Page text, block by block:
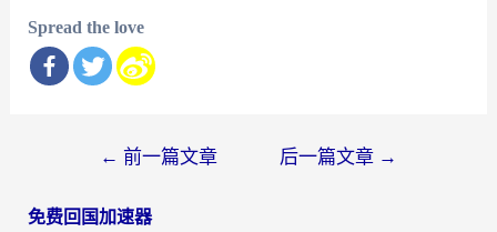
Spread the love
导
← 前一篇文章 后一篇文章 →
免费回国加速器